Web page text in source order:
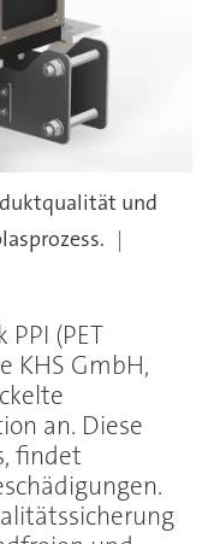
und
(PET
KHS GmbH,
an. Diese
findet